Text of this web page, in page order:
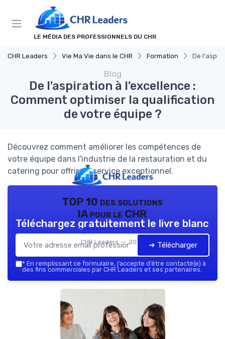
LE MÉDIA DES PROFESSIONNELS DU CHR
CHR Leaders Vie Ma Vie dans le CHR Formation De
Blog
De l'aspiration à l'excellence :
Comment optimiser la qualification
de votre équipe ?
Découvrez comment améliorer les compétences de
votre équipe dans l'industrie de la restauration et du
catering pour offrir un service exceptionnel.
TOP 10 des solutions
IA pour le CHR
CHR Leaders — 2026
Téléchargez gratuitement le livre blanc
➔ Télécharger
* En remplissant ce formulaire, j’accepte d’être contacté(e) à
des fins commerciales par CHR Leaders et ses partenaires.
Panneau de gestion des cookies